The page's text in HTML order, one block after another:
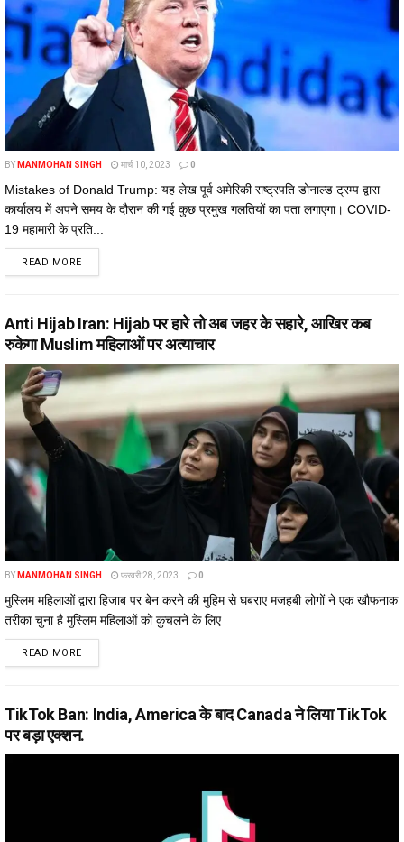
BY MANMOHAN SINGH मार्च 10, 2023 0
Mistakes of Donald Trump: यह लेख पूर्व अमेरिकी राष्ट्रपति डोनाल्ड ट्रम्प द्वारा
कार्यालय में अपने समय के दौरान की गई कुछ प्रमुख गलतियों का पता लगाएगा। COVID-
19 महामारी के प्रति...
READ MOREDETAILS
Anti Hijab Iran: Hijab पर हारे तो अब जहर के सहारे, आखिर कब
रुकेगा Muslim महिलाओं पर अत्याचार
BY MANMOHAN SINGH फ़रवरी 28, 2023 0
मुस्लिम महिलाओं द्वारा हिजाब पर बेन करने की मुहिम से घबराए मजहबी लोगों ने एक खौफनाक
तरीका चुना है मुस्लिम महिलाओं को कुचलने के लिए
READ MOREDETAILS
TikTok Ban: India, America के बाद Canada ने लिया TikTok
पर बड़ा एक्शन.